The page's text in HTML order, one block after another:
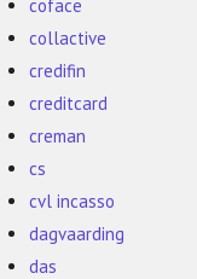
coface
collactive
credifin
creditcard
creman
cs
cvl incasso
dagvaarding
das